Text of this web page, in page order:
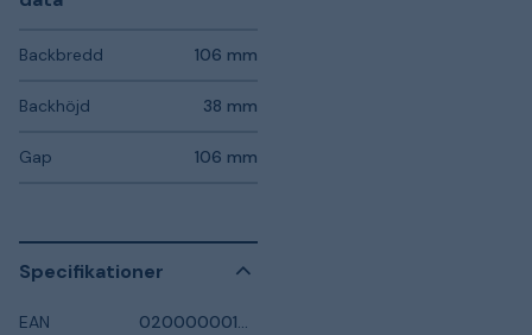
Backbredd 106 mm
Backhöjd 38 mm
Gap 106 mm
Specifikationer
EAN 0200000010850